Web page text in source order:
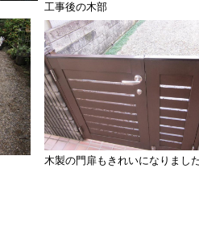
工事後の木部
木製の門扉もきれいになりまし